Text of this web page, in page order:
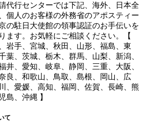
代行センターでは下記、海外、日本全
個人のお客様の外務省のアポスティー
の駐日大使館の領事認証のお手伝いを
ます。お気軽にご相談ください。【
岩手、宮城、秋田、山形、福島、東
葉、茨城、栃木、群馬、山梨、新潟、
井、愛知、岐阜、静岡、三重、大阪、
良、和歌山、鳥取、島根、岡山、広
、愛媛、高知、福岡、佐賀、長崎、熊
島、沖縄 】
て